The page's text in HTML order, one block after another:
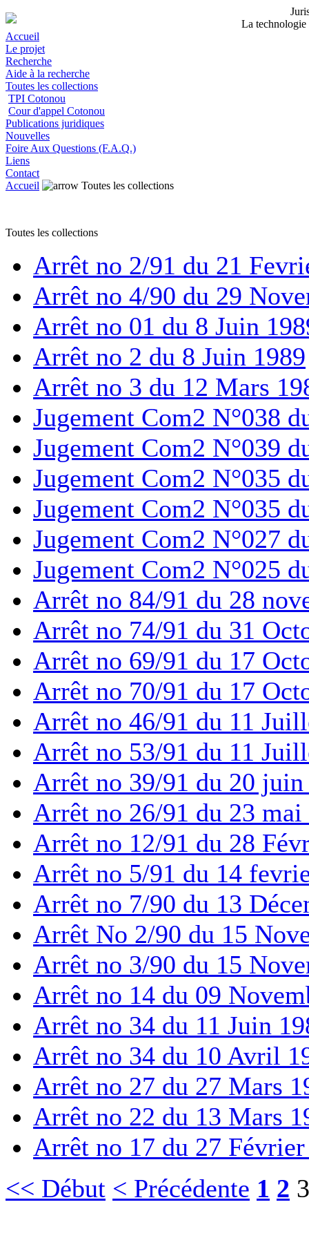
La technologie
Accueil
Le projet
Recherche
Aide à la recherche
Toutes les collections
TPI Cotonou
Cour d'appel Cotonou
Publications juridiques
Nouvelles
Foire Aux Questions (F.A.Q.)
Liens
Contact
Accueil
Toutes les collections
Toutes les collections
Arrêt no 2/91 du 21
Arrêt no 4/90 du 29
Arrêt no 01 du 8 Juin
Arrêt no 2 du 8 Juin 1989
Arrêt no 3 du 12 Mars
Jugement Com2 N°038
Jugement Com2 N°039
Jugement Com2 N°035
Jugement Com2 N°035
Jugement Com2 N°027
Jugement Com2 N°025
Arrêt no 84/91 du 28
Arrêt no 74/91 du 31
Arrêt no 69/91 du 17
Arrêt no 70/91 du 17
Arrêt no 46/91 du 11
Arrêt no 53/91 du 11
Arrêt no 39/91 du 20 juin
Arrêt no 26/91 du 23 mai
Arrêt no 12/91 du 28
Arrêt no 5/91 du 14
Arrêt no 7/90 du 13
Arrêt No 2/90 du 15
Arrêt no 3/90 du 15
Arrêt no 14 du 09
Arrêt no 34 du 11 Juin
Arrêt no 34 du 10 Avril
Arrêt no 27 du 27 Mars
Arrêt no 22 du 13 Mars
Arrêt no 17 du 27
<< Début < Précédente 1 2 3